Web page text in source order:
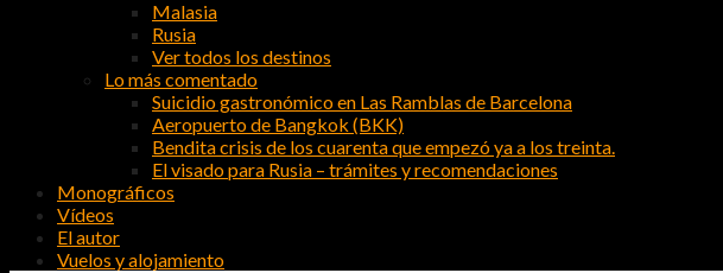
Malasia
Rusia
Ver todos los destinos
Lo más comentado
Suicidio gastronómico en Las Ramblas de Barcelona
Aeropuerto de Bangkok (BKK)
Bendita crisis de los cuarenta que empezó ya a los treinta.
El visado para Rusia – trámites y recomendaciones
Monográficos
Vídeos
El autor
Vuelos y alojamiento